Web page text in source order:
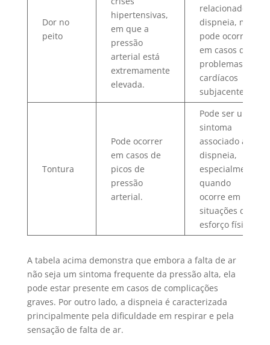
Dor no
peito
hipertensivas,
em que a
pressão
arterial está
extremamente
elevada.
relacionado à
dispneia, mas
pode ocorrer
em casos de
problemas
cardíacos
subjacentes.
Tontura
Pode ocorrer
em casos de
picos de
pressão
arterial.
Pode ser um
sintoma
associado à
dispneia,
especialmente
quando
ocorre em
situações de
esforço físico.
A tabela acima demonstra que embora a falta de ar
não seja um sintoma frequente da pressão alta, ela
pode estar presente em casos de complicações
graves. Por outro lado, a dispneia é caracterizada
principalmente pela dificuldade em respirar e pela
sensação de falta de ar.